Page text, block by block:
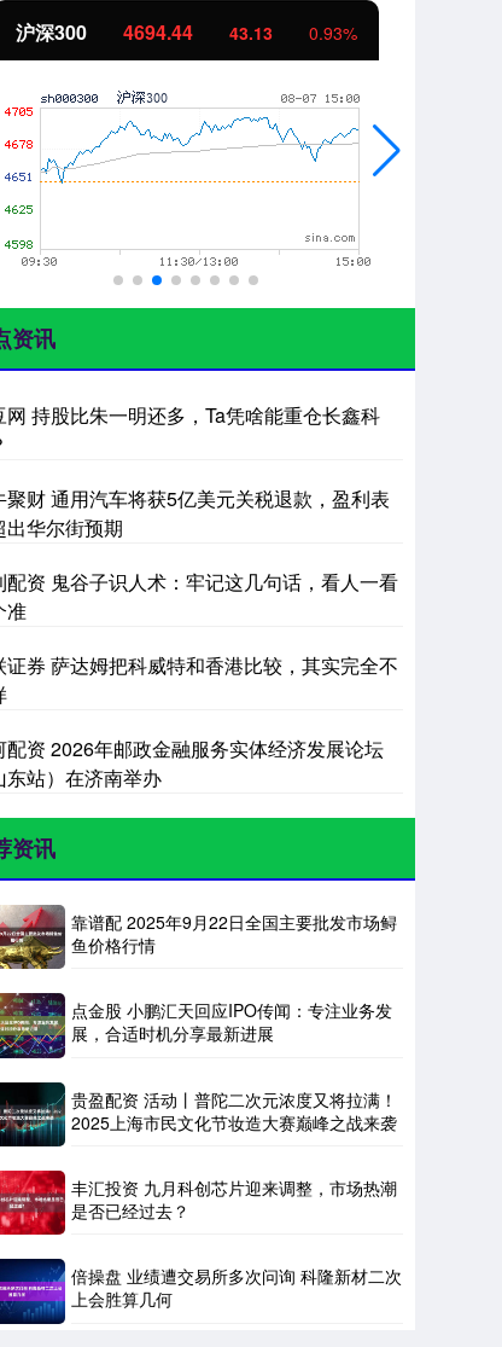
沪深300 4694.44 43.13 0.93%
资讯
网 持股比朱一明还多，Ta凭啥能重仓长鑫科
聚财 通用汽车将获5亿美元关税退款，盈利表
出华尔街预期
配资 鬼谷子识人术：牢记这几句话，看人一看
准
证券 萨达姆把科威特和香港比较，其实完全不
配资 2026年邮政金融服务实体经济发展论坛
东站）在济南举办
资讯
靠谱配 2025年9月22日全国主要批发市场鲟
鱼价格行情
点金股 小鹏汇天回应IPO传闻：专注业务发
展，合适时机分享最新进展
贵盈配资 活动丨普陀二次元浓度又将拉满！
2025上海市民文化节妆造大赛巅峰之战来袭
丰汇投资 九月科创芯片迎来调整，市场热潮
是否已经过去？
倍操盘 业绩遭交易所多次问询 科隆新材二次
上会胜算几何